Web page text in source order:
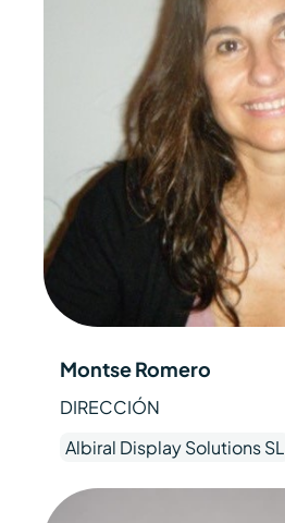
Montse Romero
DIRECCIÓN
Albiral Display Solutions SL